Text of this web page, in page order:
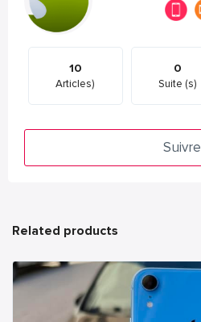
10
Articles)
0
Suite (s)
Suivre
Related products